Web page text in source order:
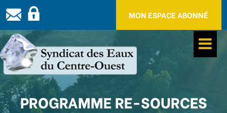
Panneau de gestion des cookies
MON ESPACE ABONNÉ
PROGRAMME RE-SOURCES